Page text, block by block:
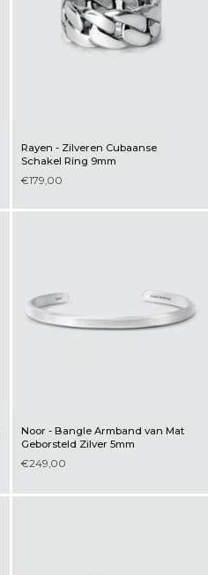
Rayen - Zilveren Cubaanse
Schakel Ring 9mm
€179,00
Noor - Bangle Armband van Mat
Geborsteld Zilver 5mm
€249,00